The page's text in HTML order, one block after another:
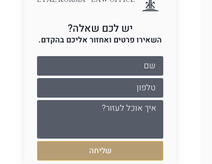
יש לכם שאלה?
השאירו פרטים ואחזור אליכם בהקדם.
שליחה